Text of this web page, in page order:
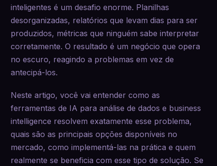
inteligentes é um desafio enorme. Planilhas
desorganizadas, relatórios que levam dias para ser
produzidos, métricas que ninguém sabe interpretar
corretamente. O resultado é um negócio que opera
no escuro, reagindo a problemas em vez de
antecipá-los.
Neste artigo, você vai entender como as
ferramentas de IA para análise de dados e business
intelligence resolvem exatamente esse problema,
quais são as principais opções disponíveis no
mercado, como implementá-las na prática e quem
realmente se beneficia com esse tipo de solução. Se